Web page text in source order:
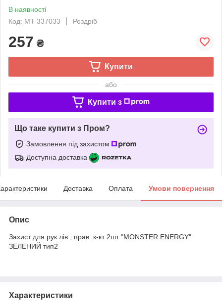
В наявності
Код: MT-337033
Роздріб
257 ₴
Купити
або
Купити з
Що таке купити з Пром?
Замовлення під захистом
Доступна доставка
Доставка Оплата Умови повернення
Опис
Захист для рук лів., прав. к-кт 2шт "MONSTER ENERGY"
ЗЕЛЕНИЙ тип2
Характеристики